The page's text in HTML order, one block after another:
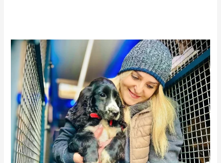
Transport
caini
Romania
Ungaria:
Mateszalka,
Budapesta,
Gyor